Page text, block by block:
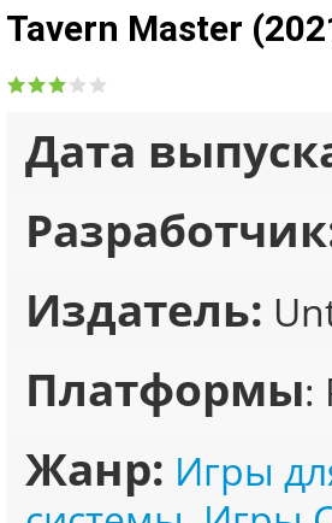
Tavern Master
Дата
Издатель:
Платформы:
Жанр: Игры